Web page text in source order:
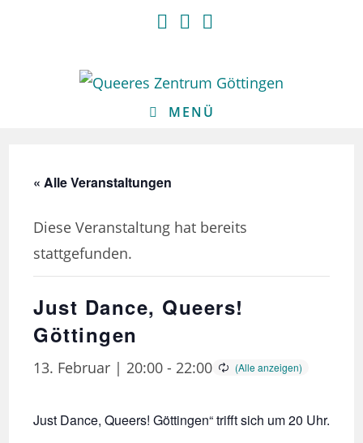
MENÜ
« Alle Veranstaltungen
Diese Veranstaltung hat bereits
stattgefunden.
Just Dance, Queers!
Göttingen
13. Februar | 20:00 - 22:00
Just Dance, Queers! Göttingen“ trifft sich um 20 Uhr.